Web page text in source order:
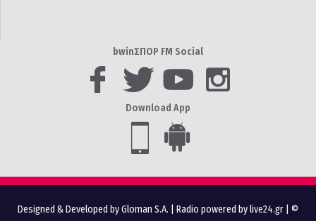
bwinΣΠΟΡ FM Social
Download App
Designed & Developed by Gloman S.A. Radio powered by live24.gr | ©